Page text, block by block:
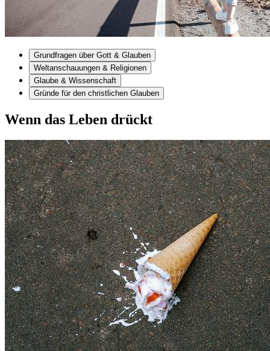
Grundfragen über Gott & Glauben
Weltanschauungen & Religionen
Glaube & Wissenschaft
Gründe für den christlichen Glauben
Wenn das Leben drückt